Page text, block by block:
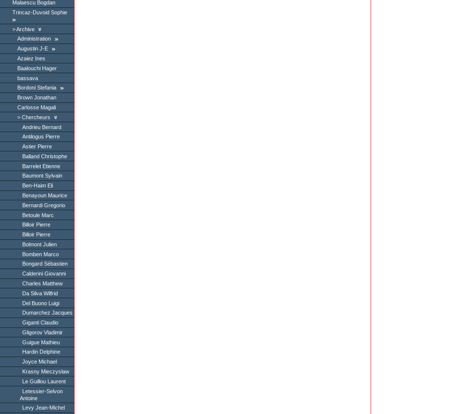
Malaescu Bogdan
Trincaz-Duvoid Sophie
Archive
Administration
Augustin J-E
Azaiez Ines
Baalouchi Hager
bassava
Bordoni Stefania
Brown Jonathan
Carlosse Magali
Chercheurs
Andrieu Bernard
Antilogus Pierre
Astier Pierre
Balland Christophe
Barrelet Etienne
Baumont Sylvain
Ben-Haim Eli
Benayoun Maurice
Bernardi Gregorio
Betoule Marc
Billoir Pierre
Billoir Pierre
Bolmont Julien
Bomben Marco
Bongard Sébastien
Calderini Giovanni
Charles Matthew
Da Silva Wilfrid
Del Buono Luigi
Dumarchez Jacques
Giganti Claudio
Gligorov Vladimir
Guigue Mathieu
Hardin Delphine
Joyce Michael
Krasny Mieczyslaw
Le Guillou Laurent
Letessier-Selvon
Antoine
Levy Jean-Michel